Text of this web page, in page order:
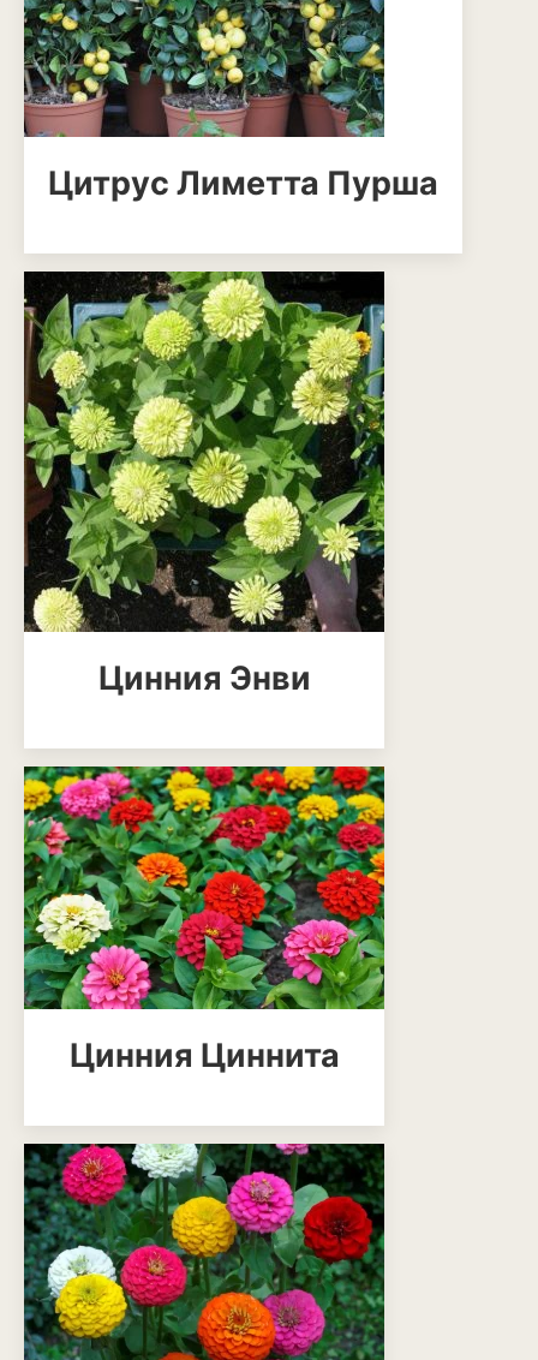
Анемона
Астильба
Астра
Бархатцы
Георгины
Герань
Гладиолус
Годеция
Гортензия
Декоративная капуста
Декоративный лук
Дельфиниум
Калатея
Клематисы
Крокус
Лапчатка
Лилейник
Лобелия
Магнолия
Нарциссы
Настурция
Нивяник или садовая
ромашка
Очиток или седум
Цитрус Лиметта Пурша
Цинния Энви
Цинния Циннита